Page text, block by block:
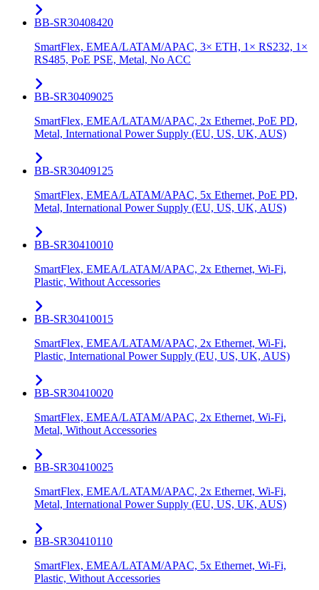
BB-SR30408420
SmartFlex, EMEA/LATAM/APAC, 3× ETH, 1× RS232, 1×
RS485, PoE PSE, Metal, No ACC
BB-SR30409025
SmartFlex, EMEA/LATAM/APAC, 2x Ethernet, PoE PD,
Metal, International Power Supply (EU, US, UK, AUS)
BB-SR30409125
SmartFlex, EMEA/LATAM/APAC, 5x Ethernet, PoE PD,
Metal, International Power Supply (EU, US, UK, AUS)
BB-SR30410010
SmartFlex, EMEA/LATAM/APAC, 2x Ethernet, Wi-Fi,
Plastic, Without Accessories
BB-SR30410015
SmartFlex, EMEA/LATAM/APAC, 2x Ethernet, Wi-Fi,
Plastic, International Power Supply (EU, US, UK, AUS)
BB-SR30410020
SmartFlex, EMEA/LATAM/APAC, 2x Ethernet, Wi-Fi,
Metal, Without Accessories
BB-SR30410025
SmartFlex, EMEA/LATAM/APAC, 2x Ethernet, Wi-Fi,
Metal, International Power Supply (EU, US, UK, AUS)
BB-SR30410110
SmartFlex, EMEA/LATAM/APAC, 5x Ethernet, Wi-Fi,
Plastic, Without Accessories